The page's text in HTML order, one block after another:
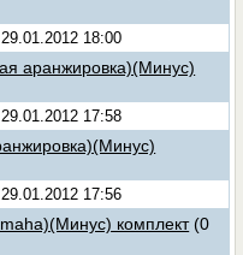
18:00
аранжировка)(Минус)
17:58
17:56
комплект (0